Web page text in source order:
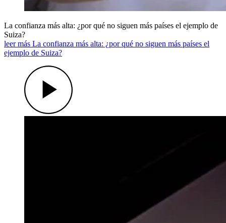
La confianza más alta: ¿por qué no siguen más países el ejemplo de
Suiza?
leer más La confianza más alta: ¿por qué no siguen más países el
ejemplo de Suiza?